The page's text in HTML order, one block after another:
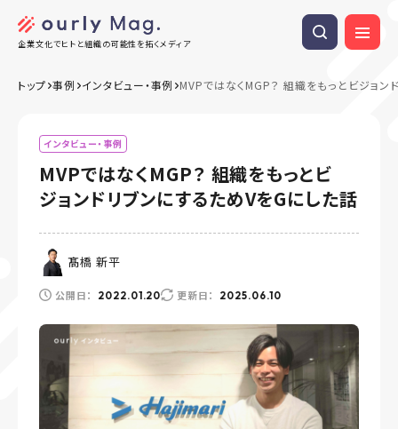
企業文化でヒトと組織の可能性を拓くメディア
トップ 事例 インタビュー・事例 MVPではなくMGP？ 組織をもっとビジョン
インタビュー・事例
MVPではなくMGP？ 組織をもっとビ
ジョンドリブンにするためVをGにした話
髙橋 新平
公開日： 2022.01.20 更新日： 2025.06.10